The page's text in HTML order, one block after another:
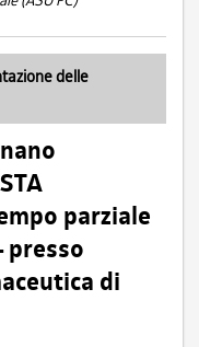
delle
parziale
presso
di